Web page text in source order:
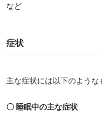
など
症状
主な症状には以下のような
〇 睡眠中の主な症状